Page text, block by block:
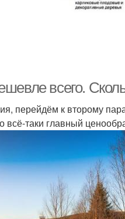
всего.
перейдём к второму
всё-таки главный